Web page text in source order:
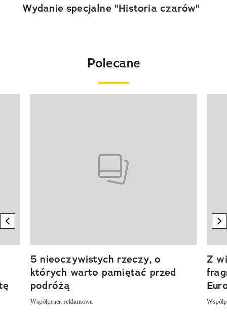
Wydanie specjalne "Historia czarów"
Polecane
previous element
5 nieoczywistych rzeczy, o
których warto pamiętać przed
podróżą
Współpraca reklamowa
Z